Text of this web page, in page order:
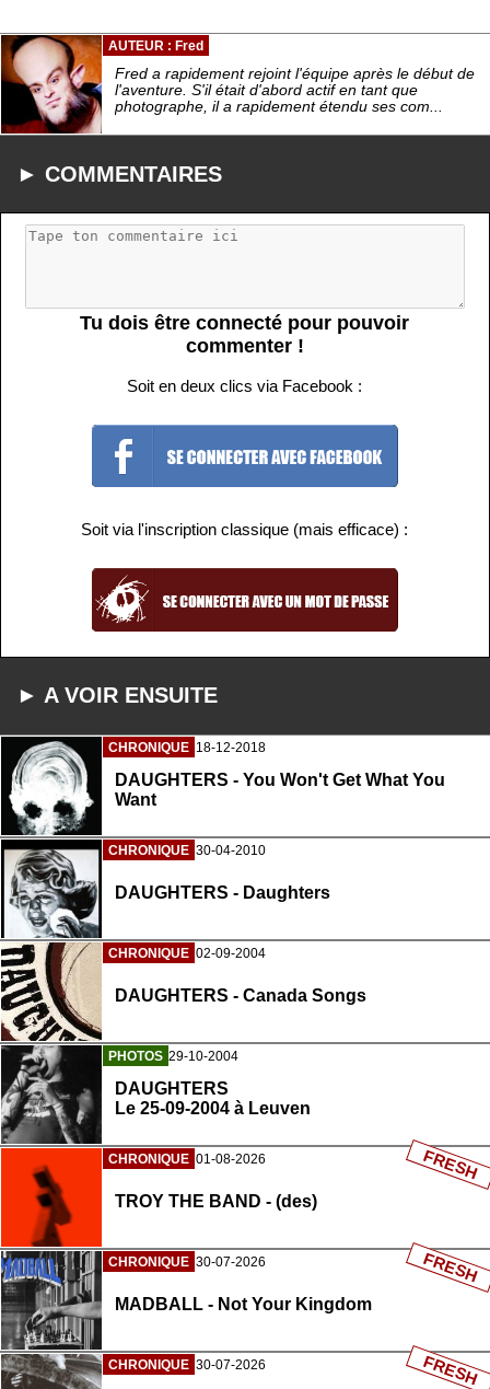
AUTEUR : Fred
Fred a rapidement rejoint l'équipe après le début de
l'aventure. S'il était d'abord actif en tant que
photographe, il a rapidement étendu ses com...
► COMMENTAIRES
Tu dois être connecté pour pouvoir
commenter !
Soit en deux clics via Facebook :
Soit via l'inscription classique (mais efficace) :
► A VOIR ENSUITE
CHRONIQUE 18-12-2018
DAUGHTERS - You Won't Get What You
Want
CHRONIQUE 30-04-2010
DAUGHTERS - Daughters
CHRONIQUE 02-09-2004
DAUGHTERS - Canada Songs
PHOTOS 29-10-2004
DAUGHTERS
Le 25-09-2004 à Leuven
CHRONIQUE 01-08-2026
TROY THE BAND - (des)
FRESH
CHRONIQUE 30-07-2026
MADBALL - Not Your Kingdom
FRESH
CHRONIQUE 30-07-2026 FRESH